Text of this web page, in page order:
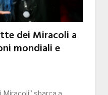
dei Miracoli a
mondiali e